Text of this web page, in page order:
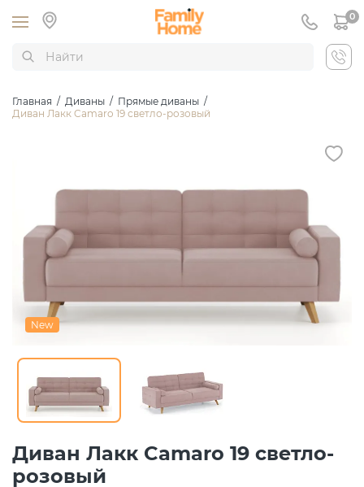
0
Главная / Диваны / Прямые диваны /
Диван Лакк Camaro 19 светло-розовый
New
Диван Лакк Camaro 19 светло-
розовый